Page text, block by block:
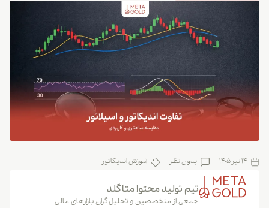
14 تیر 1405 بدون نظر آموزش اندیکاتور
تیم تولید محتوا متاگلد
جمعی از متخصصین و تحلیل‌گران بازارهای مالی